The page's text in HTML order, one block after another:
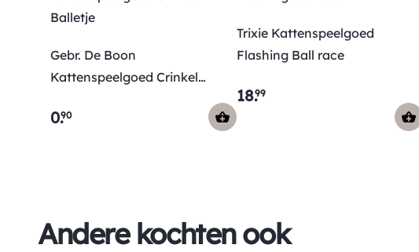
Gebr. De Boon
Kattenspeelgoed Crinkel
0.90
Trixie Kattenspeelgoed
Flashing Ball race
18.99
Andere kochten ook